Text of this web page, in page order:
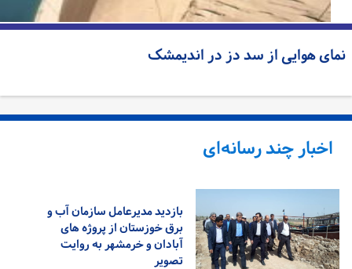
هوایی از سد دز در اندیمشک
اخبار چند رسانه‌ای
بازدید مدیرعامل سازمان آب و
برق خوزستان از پروژه های
آبادان و خرمشهر به روایت
تصویر